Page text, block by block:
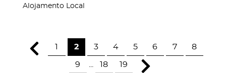
Alojamento Local
1 2 3 4 5 6 7 8
9 18 19